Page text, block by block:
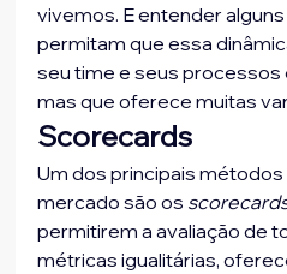
vivemos. E entender
permitam que essa
seu time e seus processos
mas que oferece muitas
Scorecards
Um dos principais
mercado são os
permitirem a avaliação de
métricas igualitárias,